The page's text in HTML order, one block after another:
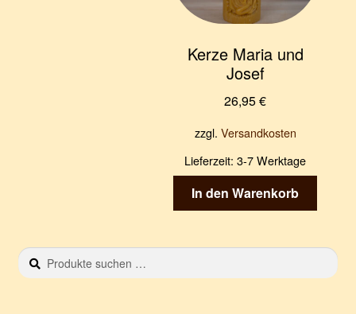
Kerze Maria und
Josef
26,95€
zzgl. Versandkosten
Lieferzeit:3-7 Werktage
In den Warenkorb
Suchen
nach:
S
u